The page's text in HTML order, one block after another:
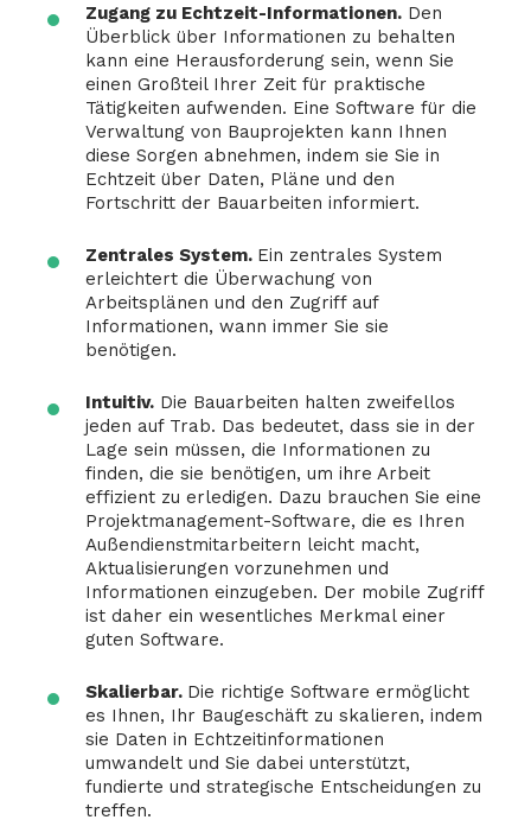
Zugang zu Echtzeit-Informationen. Den
Überblick über Informationen zu behalten
kann eine Herausforderung sein, wenn Sie
einen Großteil Ihrer Zeit für praktische
Tätigkeiten aufwenden. Eine Software für die
Verwaltung von Bauprojekten kann Ihnen
diese Sorgen abnehmen, indem sie Sie in
Echtzeit über Daten, Pläne und den
Fortschritt der Bauarbeiten informiert.
Zentrales System. Ein zentrales System
erleichtert die Überwachung von
Arbeitsplänen und den Zugriff auf
Informationen, wann immer Sie sie
benötigen.
Intuitiv. Die Bauarbeiten halten zweifellos
jeden auf Trab. Das bedeutet, dass sie in der
Lage sein müssen, die Informationen zu
finden, die sie benötigen, um ihre Arbeit
effizient zu erledigen. Dazu brauchen Sie eine
Projektmanagement-Software, die es Ihren
Außendienstmitarbeitern leicht macht,
Aktualisierungen vorzunehmen und
Informationen einzugeben. Der mobile Zugriff
ist daher ein wesentliches Merkmal einer
guten Software.
Skalierbar. Die richtige Software ermöglicht
es Ihnen, Ihr Baugeschäft zu skalieren, indem
sie Daten in Echtzeitinformationen
umwandelt und Sie dabei unterstützt,
fundierte und strategische Entscheidungen zu
treffen.